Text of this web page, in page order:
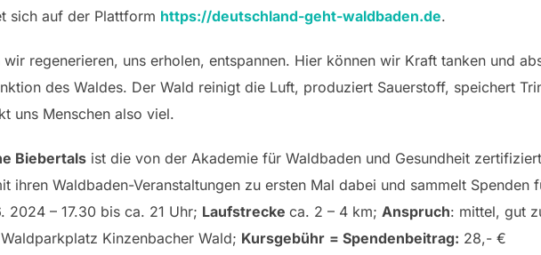
sich auf der Plattform https://deutschland-geht-waldbaden.de.
wir regenerieren, uns erholen, entspannen. Hier können wir Kraft tanken und
des Waldes. Der Wald reinigt die Luft, produziert Sauerstoff, speichert
uns Menschen also viel.
Biebertals ist die von der Akademie für Waldbaden und Gesundheit
ihren Waldbaden-Veranstaltungen zu ersten Mal dabei und sammelt Spenden
2024 – 17.30 bis ca. 21 Uhr; Laufstrecke ca. 2 – 4 km; Anspruch: mittel, gut
Kinzenbacher Wald; Kursgebühr = Spendenbeitrag: 28,- €